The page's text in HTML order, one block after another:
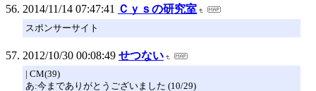
2014/11/14 07:47:41 Ｃｙｓの研究室
スポンサーサイト
2012/10/30 00:08:49 せつない
| CM(39)
あ:今までありがとうございました (10/29)